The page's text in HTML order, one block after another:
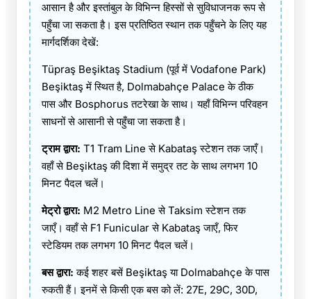
आसान है और इस्तांबुल के विभिन्न हिस्सों से सुविधाजनक रूप से
पहुँचा जा सकता है। इस प्रतिष्ठित स्थान तक पहुँचने के लिए यह
मार्गदर्शिका देखें:
Tüpraş Beşiktaş Stadium (पूर्व में Vodafone Park)
Beşiktaş में स्थित है, Dolmabahçe Palace के ठीक
पास और Bosphorus तटरेखा के साथ। यहाँ विभिन्न परिवहन
साधनों से आसानी से पहुँचा जा सकता है।
ट्राम द्वारा: T1 Tram Line से Kabataş स्टेशन तक जाएँ।
वहाँ से Beşiktaş की दिशा में समुद्र तट के साथ लगभग 10
मिनट पैदल चलें।
मेट्रो द्वारा: M2 Metro Line से Taksim स्टेशन तक
जाएँ। वहाँ से F1 Funicular से Kabataş जाएँ, फिर
स्टेडियम तक लगभग 10 मिनट पैदल चलें।
बस द्वारा:कई शहर बसें Beşiktaş या Dolmabahçe के पास
रुकती हैं। इनमें से किसी एक बस को लें: 27E, 29C, 30D,